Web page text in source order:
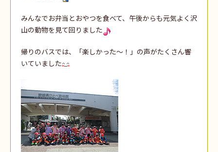
みんなでお弁当とおやつを食べて、午後からも元気よく沢
山の動物を見て回りました
帰りのバスでは、「楽しかった～！」の声がたくさん響
いていました